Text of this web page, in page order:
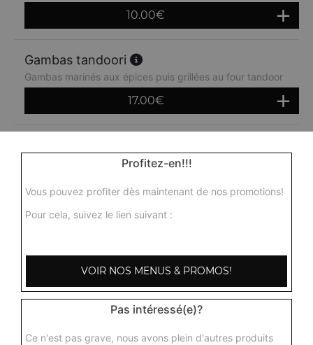
10.00€
Gambas tandoori
Gambas marinés aux épices puis grillées au four tandoor
17.00€
Assortiment de morceaux d'agneau, poulet, poisson,
Profitez-en!!!
Vous pouvez profiter dès maintenant de nos promotions!
Pour cela, suivez le lien suivant :
VOIR NOS MENUS & PROMOS!
Pas intéressé(e)?
Ce n'est pas grave, nous avons plein d'autres produits